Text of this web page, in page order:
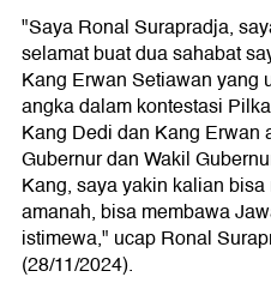
"Saya Ronal Surapradja,
selamat buat dua sahabat
Kang Erwan Setiawan yang
angka dalam kontestasi
Kang Dedi dan Kang Erwan
Gubernur dan Wakil
Kang, saya yakin kalian
amanah, bisa membawa
istimewa," ucap Ronal
(28/11/2024).